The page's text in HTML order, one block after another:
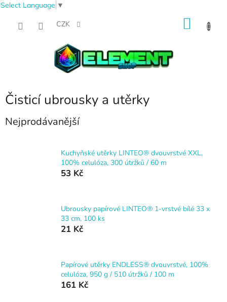
Select Language ▼
CZK
Čisticí ubrousky a utěrky
Nejprodávanější
Kuchyňské utěrky LINTEO® dvouvrstvé XXL,
100% celulóza, 300 útržků / 60 m
53 Kč
Ubrousky papírové LINTEO® 1-vrstvé bílé 33 x
33 cm, 100 ks
21 Kč
Papírové utěrky ENDLESS® dvouvrstvé, 100%
celulóza, 950 g / 510 útržků / 100 m
161 Kč